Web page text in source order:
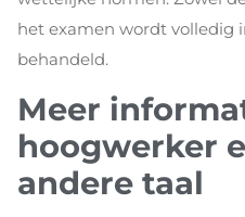
het examen wordt volledig
behandeld.
Meer
hoogwerker
andere taal